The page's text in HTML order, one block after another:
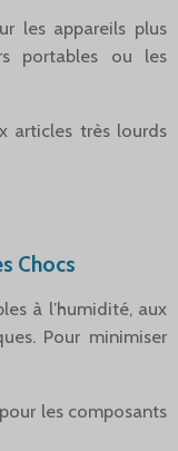
les appareils plus
portables ou les
articles très lourds
Chocs
à l’humidité, aux
Pour minimiser
pour les composants